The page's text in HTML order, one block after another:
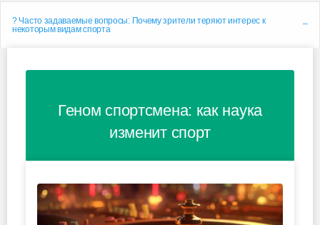
? Часто задаваемые вопросы: Почему зрители теряют интерес к
некоторым видам спорта
Геном спортсмена: как наука
изменит спорт